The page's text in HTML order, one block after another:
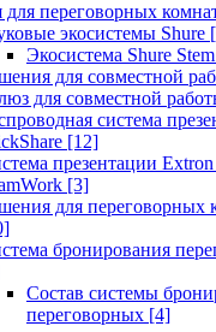
переговорных
экосистемы Shure
Экосистема Shure Stem
для совместной
для совместной
система
[12]
презентации
[3]
для переговорных
бронирования
Состав системы
переговорных [4]